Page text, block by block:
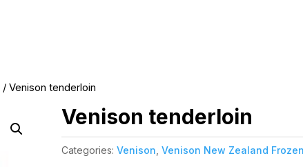
/ Venison tenderloin
Venison tenderloin
Categories:Venison ,Venison New Zealand